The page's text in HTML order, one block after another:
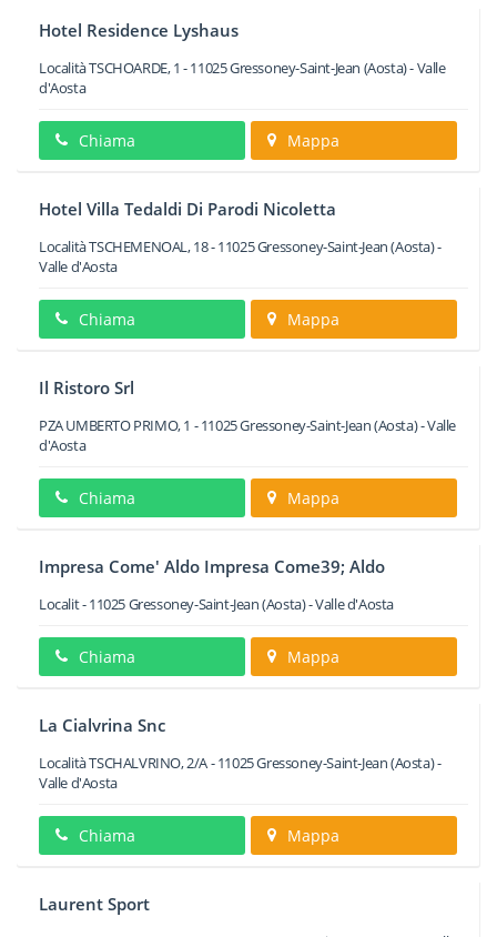
Hotel Residence Lyshaus
Località TSCHOARDE, 1 -11025Gressoney-Saint-Jean (Aosta) -Valle
d'Aosta
Chiama Mappa
Hotel Villa Tedaldi Di Parodi Nicoletta
Località TSCHEMENOAL, 18-11025Gressoney-Saint-Jean(Aosta) -
Valle d'Aosta
Chiama Mappa
Il Ristoro Srl
PZA UMBERTO PRIMO, 1 -11025Gressoney-Saint-Jean(Aosta) -Valle
d'Aosta
Chiama Mappa
Impresa Come' Aldo Impresa Come39; Aldo
Localit-11025Gressoney-Saint-Jean(Aosta) -Valle d'Aosta
Chiama Mappa
La Cialvrina Snc
Località TSCHALVRINO, 2/A-11025Gressoney-Saint-Jean(Aosta) -
Valle d'Aosta
Chiama Mappa
Laurent Sport